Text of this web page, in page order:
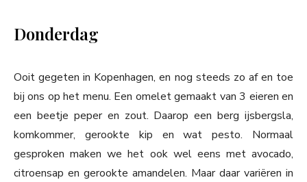
Donderdag
Ooit gegeten in Kopenhagen, en nog steeds zo af en toe
bij ons op het menu. Een omelet gemaakt van 3 eieren en
een beetje peper en zout. Daarop een berg ijsbergsla,
komkommer, gerookte kip en wat pesto. Normaal
gesproken maken we het ook wel eens met avocado,
citroensap en gerookte amandelen. Maar daar variëren in